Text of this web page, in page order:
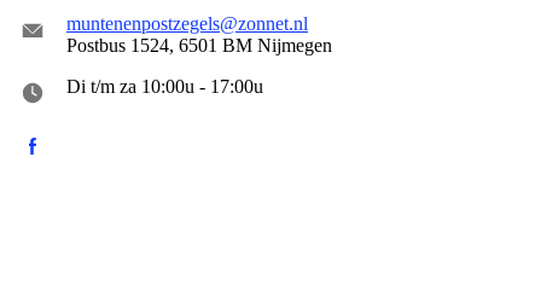
muntenenpostzegels@zonnet.nl
Postbus 1524, 6501 BM Nijmegen
Di t/m za 10:00u - 17:00u